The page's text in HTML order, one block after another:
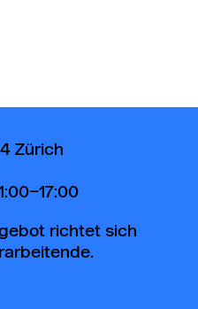
Zürich
richtet sich